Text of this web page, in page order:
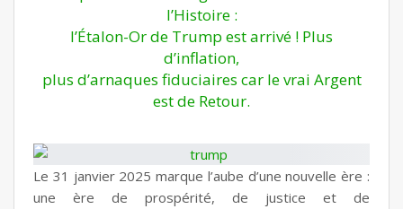
l’Histoire :
l’Étalon-Or de Trump est arrivé ! Plus
d’inflation,
plus d’arnaques fiduciaires car le vrai Argent
est de Retour.
Le 31 janvier 2025 marque l’aube d’une nouvelle ère :
une ère de prospérité, de justice et de